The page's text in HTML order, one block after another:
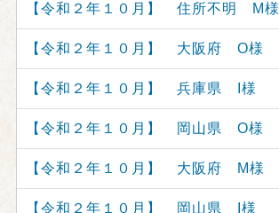
【令和２年１０月】 住所不明 M様
【令和２年１０月】 大阪府 O様
【令和２年１０月】 兵庫県 I様
【令和２年１０月】 岡山県 O様
【令和２年１０月】 大阪府 M様
【令和２年１０月】 岡山県 I様